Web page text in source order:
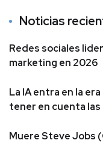
Noticias
Redes sociales
marketing en 2026
La IA entra en la
tener en cuenta las
Muere Steve Jobs